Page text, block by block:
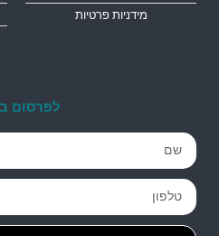
מידניות פרטיות
לפרסום